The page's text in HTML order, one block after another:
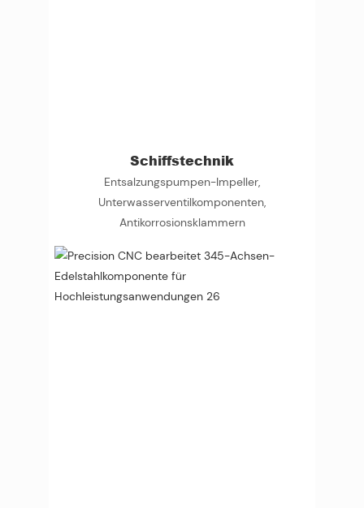
Schiffstechnik
Entsalzungspumpen-Impeller,
Unterwasserventilkomponenten,
Antikorrosionsklammern